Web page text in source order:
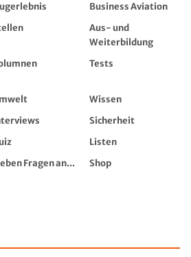
Business Aviation
Aus- und
Weiterbildung
Tests
Wissen
Sicherheit
Listen
Fragen an...
Shop